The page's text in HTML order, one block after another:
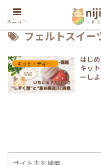
フェルトスイー
キット・テキスト教材
はじ
キッ
ーし
メニュー